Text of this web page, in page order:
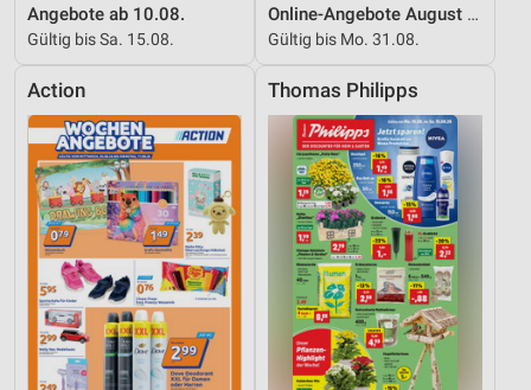
Angebote ab 10.08.
Gültig bis Sa. 15.08.
Online-Angebote August 2026
Gültig bis Mo. 31.08.
Action Thomas Philipps